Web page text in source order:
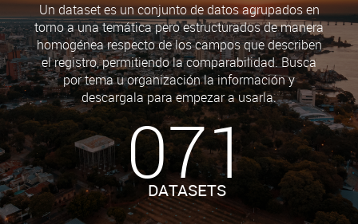
Un dataset es un conjunto de datos agrupados en
torno a una temática pero estructurados de manera
homogénea respecto de los campos que describen
el registro, permitiendo la comparabilidad. Busca
por tema u organización la información y
descargala para empezar a usarla.
071
DATASETS